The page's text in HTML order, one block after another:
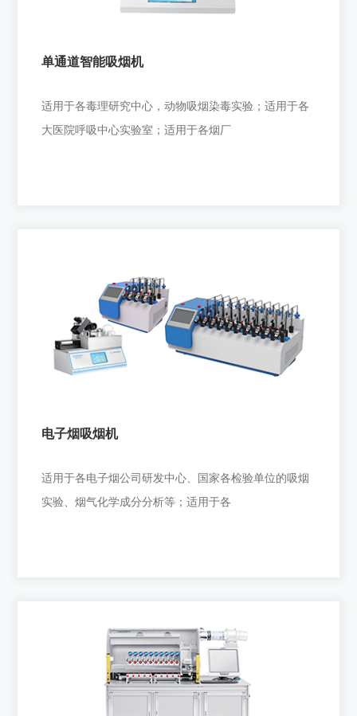
单通道智能吸烟机
适用于各毒理研究中心，动物吸烟染毒实验；适用于各
大医院呼吸中心实验室；适用于各烟厂
单通道智能吸烟机
适用于各毒理研究中心，动物吸烟染毒实验；适用于各
电子烟吸烟机
适用于各电子烟公司研发中心、国家各检验单位的吸烟
实验、烟气化学成分分析等；适用于各
电子烟吸烟机